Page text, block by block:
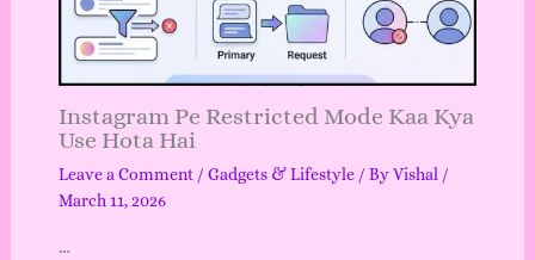
Instagram Pe Restricted Mode Kaa Kya
Use Hota Hai
Leave a Comment / Gadgets & Lifestyle/ ByVishal /
March 11, 2026
…